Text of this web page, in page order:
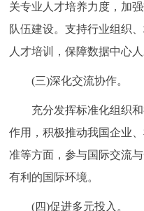
关专业人才培养力度，加
队伍建设。支持行业组织
人才培训，保障数据中心人
(三)深化交流协作。
充分发挥标准化组织和
作用，积极推动我国企业
准等方面，参与国际交流
有利的国际环境。
(四)促进多元投入。